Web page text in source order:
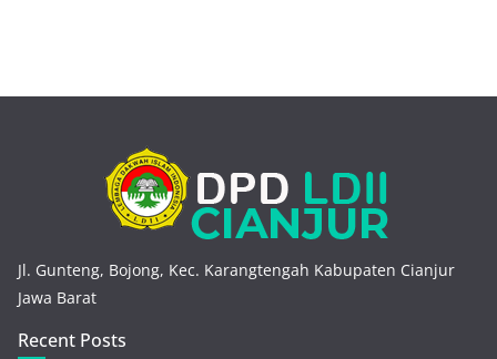
Jl. Gunteng, Bojong, Kec. Karangtengah Kabupaten Cianjur
Jawa Barat
Recent Posts